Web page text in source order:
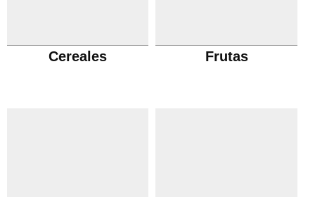
Cereales Frutas